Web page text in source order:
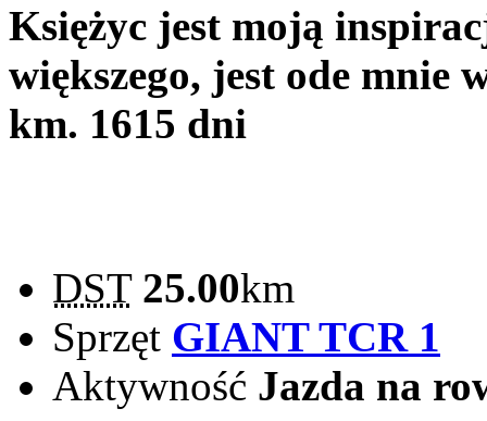
Księżyc jest moją
większego, jest ode mnie
km. 1615 dni
DST 25.00km
Sprzęt GIANT TCR 1
Aktywność Jazda na